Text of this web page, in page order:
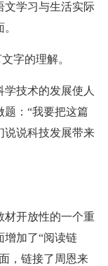
文学习与生活实际
字的理解。
技术的发展使人
：“我要把这篇
说说科技发展带来
材开放性的一个重
增加了“阅读链
，链接了周恩来